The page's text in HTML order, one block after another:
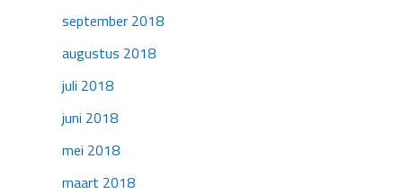
september 2018
augustus 2018
juli 2018
juni 2018
mei 2018
maart 2018